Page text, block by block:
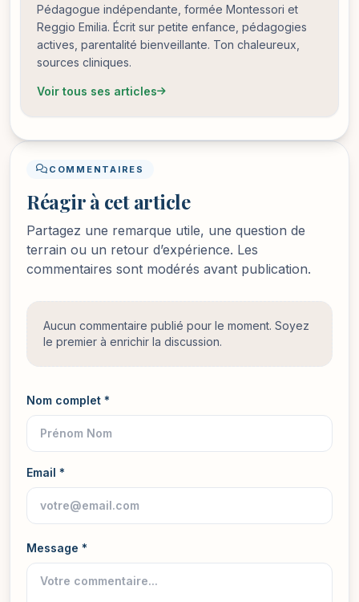
Pédagogue indépendante, formée Montessori et
Reggio Emilia. Écrit sur petite enfance, pédagogies
actives, parentalité bienveillante. Ton chaleureux,
sources cliniques.
Voir tous ses articles
COMMENTAIRES
Réagir à cet article
Partagez une remarque utile, une question de
terrain ou un retour d’expérience. Les
commentaires sont modérés avant publication.
Aucun commentaire publié pour le moment. Soyez
le premier à enrichir la discussion.
Nom complet *
Email *
Message *